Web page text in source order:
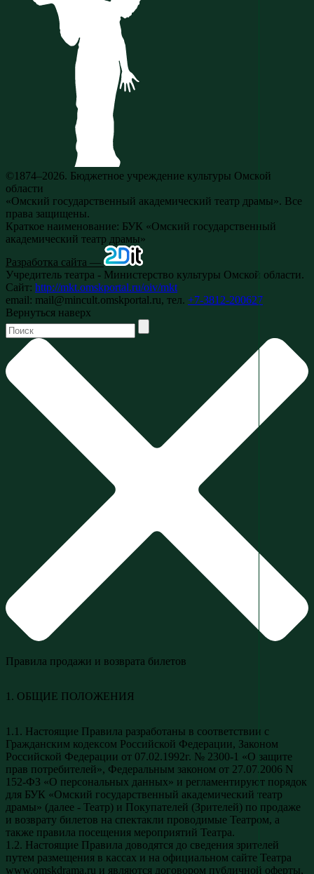
©1874–2026. Бюджетное учреждение культуры Омской
области
«Омский государственный академический театр драмы». Все
права защищены.
Краткое наименование: БУК «Омский государственный
академический театр драмы»
Разработка сайта —
Учредитель театра - Министерство культуры Омской области.
Сайт: http://mkt.omskportal.ru/oiv/mkt
email: mail@mincult.omskportal.ru, тел. +7-3812-200627
Вернуться наверх
Правила продажи и возврата билетов
1. ОБЩИЕ ПОЛОЖЕНИЯ
1.1. Настоящие Правила разработаны в соответствии с
Гражданским кодексом Российской Федерации, Законом
Российской Федерации от 07.02.1992г. № 2300-1 «О защите
прав потребителей», Федеральным законом от 27.07.2006 N
152-ФЗ «О персональных данных» и регламентируют порядок
для БУК «Омский государственный академический театр
драмы» (далее - Театр) и Покупателей (Зрителей) по продаже
и возврату билетов на спектакли проводимые Театром, а
также правила посещения мероприятий Театра.
1.2. Настоящие Правила доводятся до сведения зрителей
путем размещения в кассах и на официальном сайте Театра
www.omskdrama.ru и являются договором публичной оферты,